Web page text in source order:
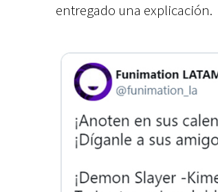
entregado una explicación.